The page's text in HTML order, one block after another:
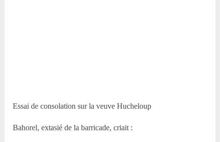
Essai de consolation sur la veuve Hucheloup
Bahorel, extasié de la barricade, criait :